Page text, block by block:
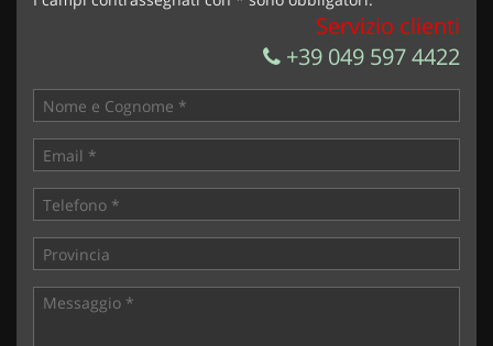
Servizio clienti
+39 049 597 4422